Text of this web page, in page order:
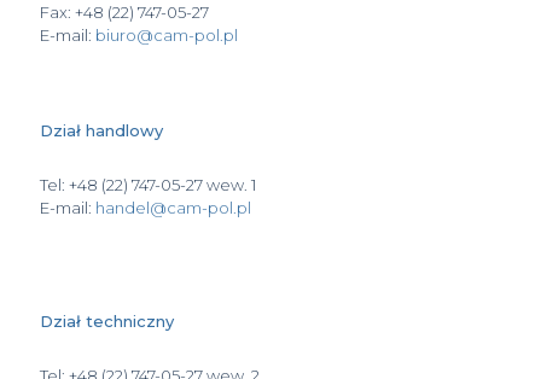
Fax: +48 (22) 747-05-27
E-mail: biuro@cam-pol.pl
Dział handlowy
Tel: +48 (22) 747-05-27 wew. 1
E-mail: handel@cam-pol.pl
Dział techniczny
Tel: +48 (22) 747-05-27 wew. 2